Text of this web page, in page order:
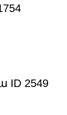
ID 2549